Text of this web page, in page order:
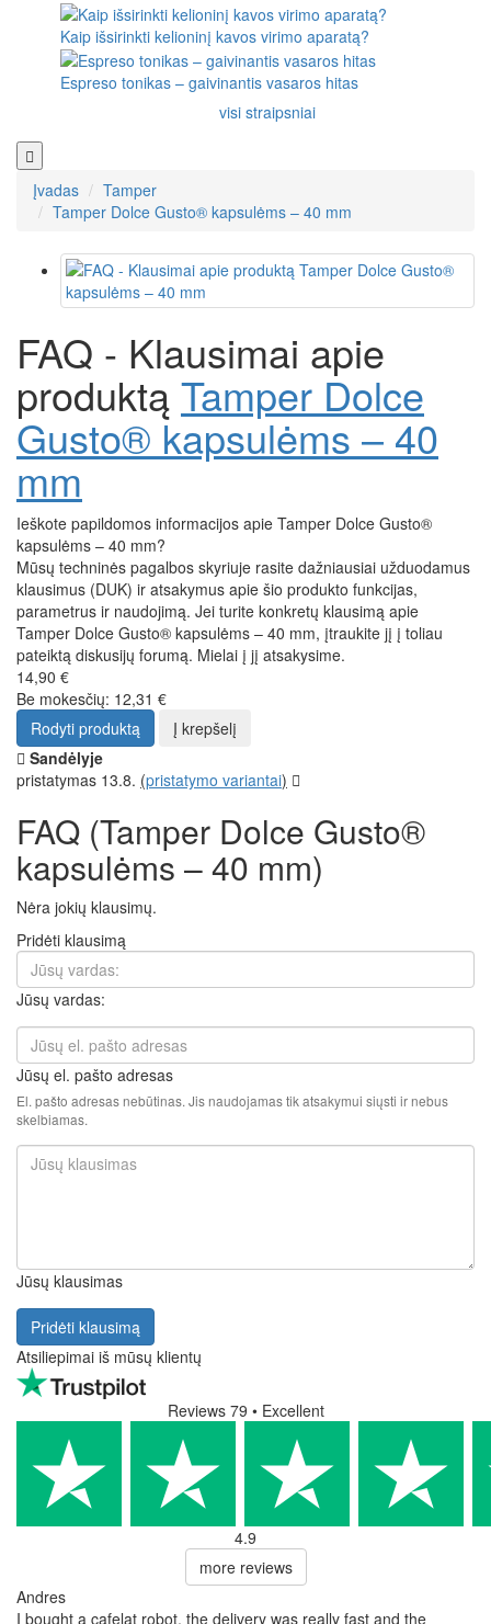
Kaip išsirinkti kelioninį kavos virimo aparatą?
Espreso tonikas – gaivinantis vasaros hitas
visi straipsniai
Įvadas
Tamper
Tamper Dolce Gusto® kapsulėms – 40 mm
FAQ - Klausimai apie
produktąTamper Dolce
Gusto® kapsulėms – 40
mm
Ieškote papildomos informacijos apie Tamper Dolce Gusto®
kapsulėms – 40 mm?
Mūsų techninės pagalbos skyriuje rasite dažniausiai užduodamus
klausimus (DUK) ir atsakymus apie šio produkto funkcijas,
parametrus ir naudojimą. Jei turite konkretų klausimą apie
Tamper Dolce Gusto® kapsulėms – 40 mm, įtraukite jį į toliau
pateiktą diskusijų forumą. Mielai į jį atsakysime.
14,90 €
Be mokesčių: 12,31 €
Rodyti produktą
Į krepšelį
Sandėlyje
pristatymas 13.8. (pristatymo variantai)
FAQ (Tamper Dolce Gusto®
kapsulėms – 40 mm)
Nėra jokių klausimų.
Pridėti klausimą
Jūsų vardas:
Jūsų el. pašto adresas
El. pašto adresas nebūtinas. Jis naudojamas tik atsakymui siųsti ir nebus
skelbiamas.
Jūsų klausimas
Pridėti klausimą
Atsiliepimai iš mūsų klientų
Reviews 79 • Excellent
4.9
more reviews
Andres
I bought a cafelat robot, the delivery was really fast and the